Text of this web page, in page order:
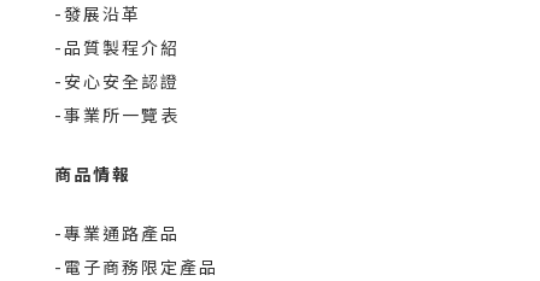
-發展沿革
-品質製程介紹
-安心安全認證
-事業所一覽表
商品情報
-專業通路產品
-電子商務限定產品